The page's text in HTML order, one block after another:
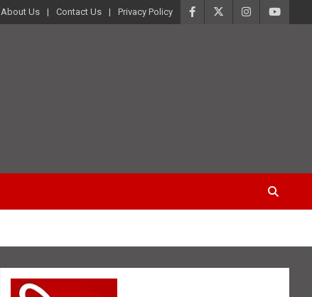
About Us Contact Us Privacy Policy